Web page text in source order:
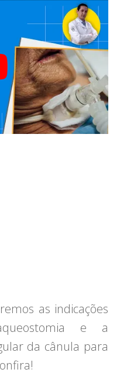
as indicações
e a
da cânula para